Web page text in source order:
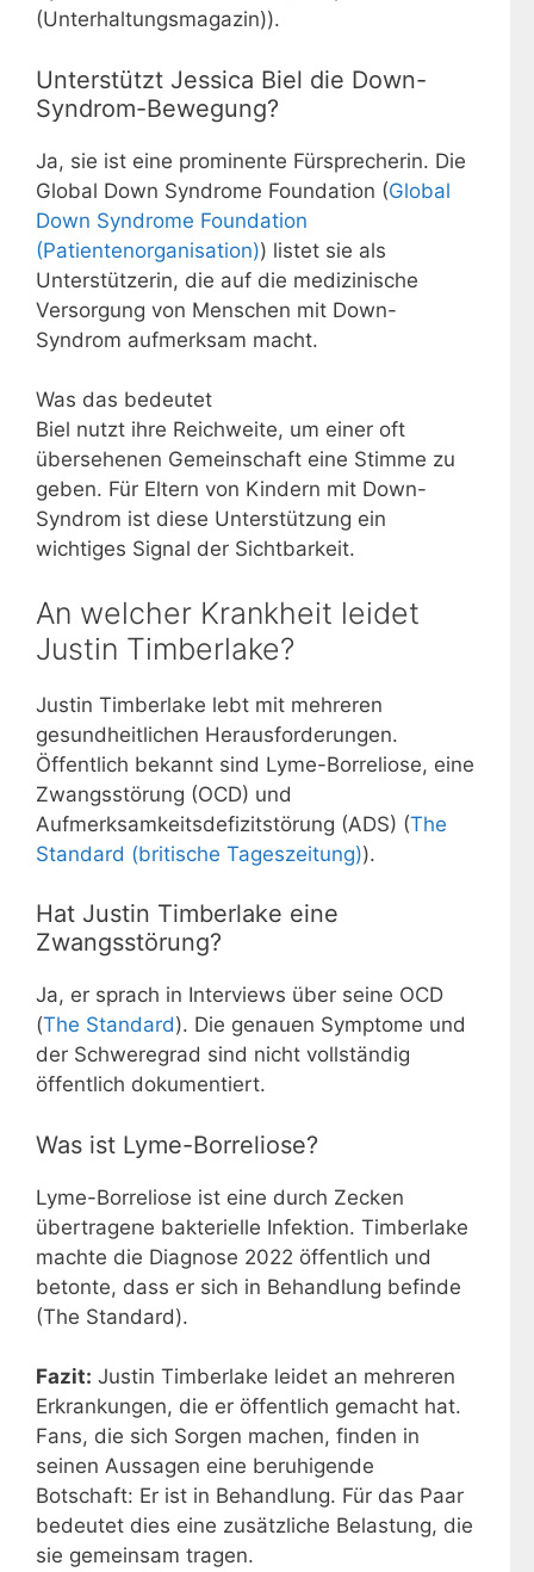
(Unterhaltungsmagazin)).
Unterstützt Jessica Biel die Down-
Syndrom-Bewegung?
Ja, sie ist eine prominente Fürsprecherin. Die
Global Down Syndrome Foundation (Global
Down Syndrome Foundation
(Patientenorganisation)) listet sie als
Unterstützerin, die auf die medizinische
Versorgung von Menschen mit Down-
Syndrom aufmerksam macht.
Was das bedeutet
Biel nutzt ihre Reichweite, um einer oft
übersehenen Gemeinschaft eine Stimme zu
geben. Für Eltern von Kindern mit Down-
Syndrom ist diese Unterstützung ein
wichtiges Signal der Sichtbarkeit.
An welcher Krankheit leidet
Justin Timberlake?
Justin Timberlake lebt mit mehreren
gesundheitlichen Herausforderungen.
Öffentlich bekannt sind Lyme-Borreliose, eine
Zwangsstörung (OCD) und
Aufmerksamkeitsdefizitstörung (ADS) (The
Standard (britische Tageszeitung)).
Hat Justin Timberlake eine
Zwangsstörung?
Ja, er sprach in Interviews über seine OCD
(The Standard). Die genauen Symptome und
der Schweregrad sind nicht vollständig
öffentlich dokumentiert.
Was ist Lyme-Borreliose?
Lyme-Borreliose ist eine durch Zecken
übertragene bakterielle Infektion. Timberlake
machte die Diagnose 2022 öffentlich und
betonte, dass er sich in Behandlung befinde
(The Standard).
Fazit: Justin Timberlake leidet an mehreren
Erkrankungen, die er öffentlich gemacht hat.
Fans, die sich Sorgen machen, finden in
seinen Aussagen eine beruhigende
Botschaft: Er ist in Behandlung. Für das Paar
bedeutet dies eine zusätzliche Belastung, die
sie gemeinsam tragen.